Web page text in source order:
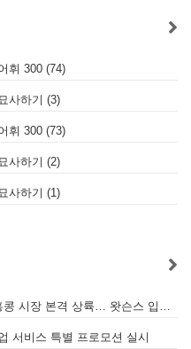
휘 300 (74)
사하기 (3)
휘 300 (73)
사하기 (2)
사하기 (1)
대한민국 대표 숙취해소제 ‘컨디션’, 홍콩 시장 본격 상륙… 왓슨스 입점 기념 할인 행사 진행
서비스 특별 프로모션 실시